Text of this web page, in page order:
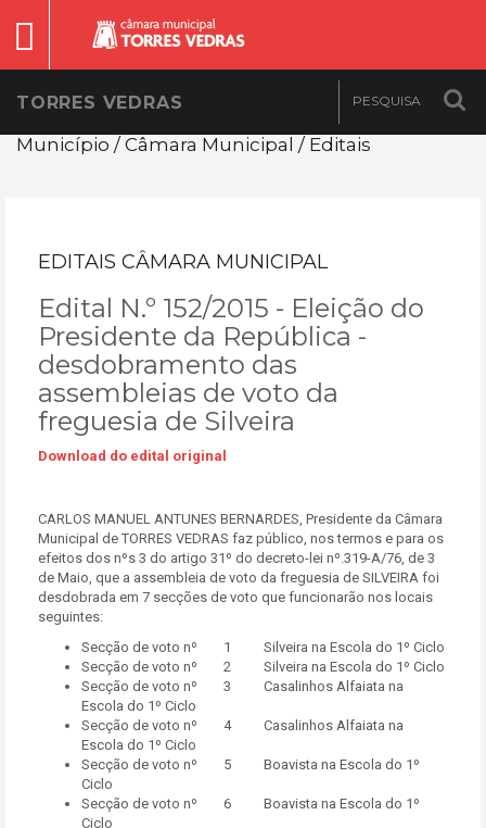
TORRES VEDRAS
Município / Câmara Municipal / Editais
EDITAIS CÂMARA MUNICIPAL
Edital N.º 152/2015 - Eleição do
Presidente da República -
desdobramento das
assembleias de voto da
freguesia de Silveira
Download do edital original
CARLOS MANUEL ANTUNES BERNARDES, Presidente da Câmara
Municipal de TORRES VEDRAS faz público, nos termos e para os
efeitos dos nºs 3 do artigo 31º do decreto-lei nº.319-A/76, de 3
de Maio, que a assembleia de voto da freguesia de SILVEIRA foi
desdobrada em 7 secções de voto que funcionarão nos locais
seguintes:
Secção de voto nº 1 Silveira na Escola do 1º Ciclo
Secção de voto nº 2 Silveira na Escola do 1º Ciclo
Secção de voto nº 3 Casalinhos Alfaiata na
Escola do 1º Ciclo
Secção de voto nº 4 Casalinhos Alfaiata na
Escola do 1º Ciclo
Secção de voto nº 5 Boavista na Escola do 1º
Ciclo
Secção de voto nº 6 Boavista na Escola do 1º
Ciclo